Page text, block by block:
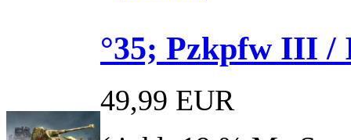
°35; Pzkpfw III /
49,99 EUR